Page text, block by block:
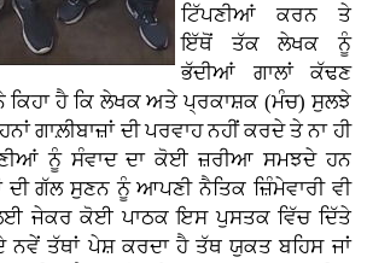
ਟਿੱਪਣੀਆਂ ਕਰਨ ਤੇ
ਇੱਥੋਂ ਤੱਕ ਲੇਖਕ ਨੂੰ
ਭੱਦੀਆਂ ਗਾਲਾਂ ਕੱਢਣ
ਕਿਹਾ ਹੈ ਕਿ ਲੇਖਕ ਅਤੇ ਪ੍ਰਕਾਸ਼ਕ (ਮੰਚ) ਸੁਲਝੇ
ਗਾਲ਼ੀਬਾਜ਼ਾਂ ਦੀ ਪਰਵਾਹ ਨਹੀਂ ਕਰਦੇ ਤੇ ਨਾ ਹੀ
ਨੂੰ ਸੰਵਾਦ ਦਾ ਕੋਈ ਜ਼ਰੀਆ ਸਮਝਦੇ ਹਨ
ਦੀ ਗੱਲ ਸੁਣਨ ਨੂੰ ਆਪਣੀ ਨੈਤਿਕ ਜ਼ਿੰਮੇਵਾਰੀ ਵੀ
ਜੇਕਰ ਕੋਈ ਪਾਠਕ ਇਸ ਪੁਸਤਕ ਵਿੱਚ ਦਿੱਤੇ
ਨਵੇਂ ਤੱਥਾਂ ਪੇਸ਼ ਕਰਦਾ ਹੈ ਤੱਥ ਯੁਕਤ ਬਹਿਸ ਜਾਂ